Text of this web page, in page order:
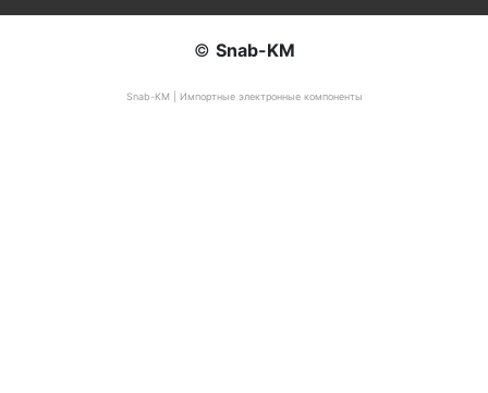
© Snab-KM
Snab-KM | Импортные электронные компоненты